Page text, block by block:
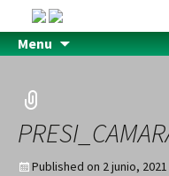
Menu
Published on 2 junio, 2021